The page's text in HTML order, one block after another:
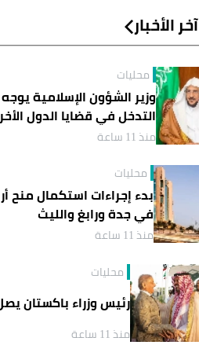
آخر الأخبار
محليات
وزير الشؤون الإسلامية
التدخل في قضايا الدول
منذ 11 ساعة
محليات
في جدة ورابغ والليث
منذ 11 ساعة
محليات
رئيس وزراء باكستان
منذ 11 ساعة